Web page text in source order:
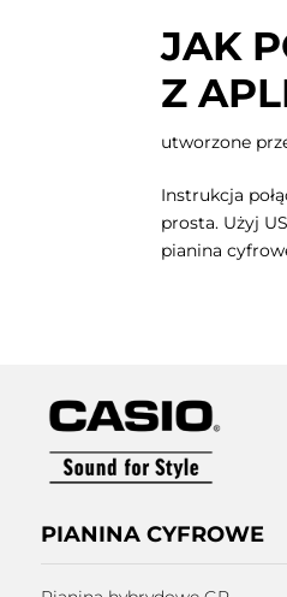
JAK
Z
utworzone
Instrukcja
prosta. Użyj
pianina
PIANINA CYFROWE